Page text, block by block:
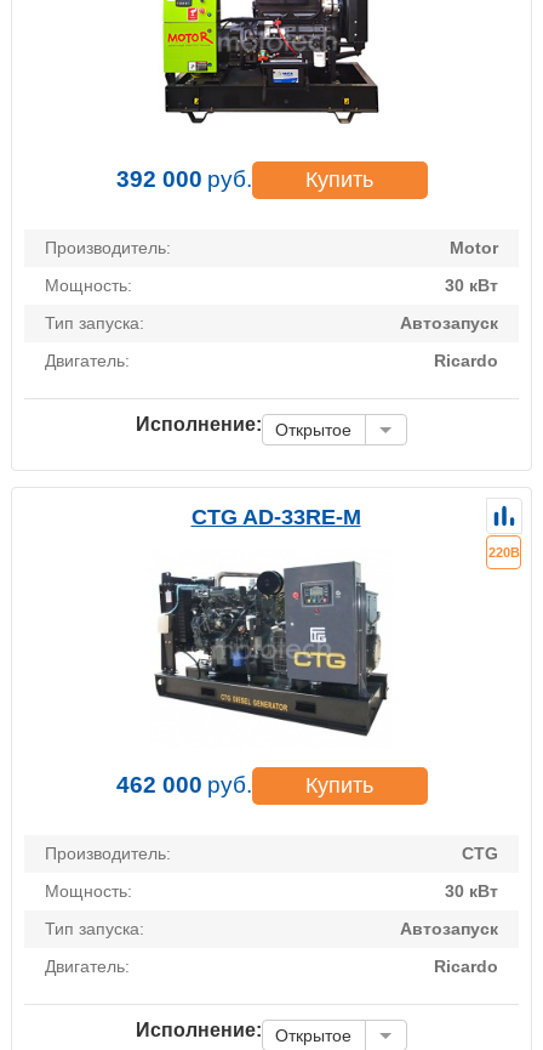
392 000 руб. Купить
Производитель:
Motor
Мощность:
30 кВт
Тип запуска:
Автозапуск
Двигатель:
Ricardo
Исполнение: Открытое
CTG AD-33RE-M
220В
462 000 руб. Купить
Производитель:
CTG
Мощность:
30 кВт
Тип запуска:
Автозапуск
Двигатель:
Ricardo
Исполнение: Открытое